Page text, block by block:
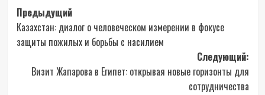
Навигация
записи
Предыдущий
Казахстан: диалог о человеческом измерении в фокусе
защиты пожилых и борьбы с насилием
Следующий:
Визит Жапарова в Египет: открывая новые горизонты для
сотрудничества